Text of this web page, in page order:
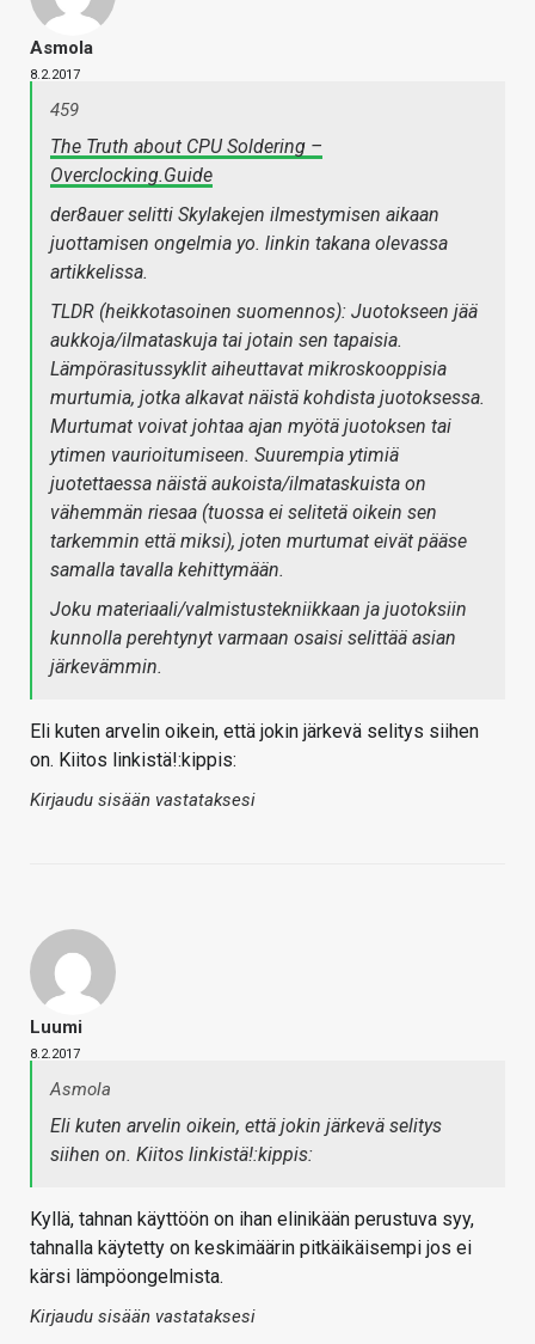
Asmola
8.2.2017
459
The Truth about CPU Soldering –
Overclocking.Guide
der8auer selitti Skylakejen ilmestymisen aikaan
juottamisen ongelmia yo. linkin takana olevassa
artikkelissa.
TLDR (heikkotasoinen suomennos): Juotokseen jää
aukkoja/ilmataskuja tai jotain sen tapaisia.
Lämpörasitussyklit aiheuttavat mikroskooppisia
murtumia, jotka alkavat näistä kohdista juotoksessa.
Murtumat voivat johtaa ajan myötä juotoksen tai
ytimen vaurioitumiseen. Suurempia ytimiä
juotettaessa näistä aukoista/ilmataskuista on
vähemmän riesaa (tuossa ei selitetä oikein sen
tarkemmin että miksi), joten murtumat eivät pääse
samalla tavalla kehittymään.
Joku materiaali/valmistustekniikkaan ja juotoksiin
kunnolla perehtynyt varmaan osaisi selittää asian
järkevämmin.
Eli kuten arvelin oikein, että jokin järkevä selitys siihen
on. Kiitos linkistä!:kippis:
Kirjaudu sisään vastataksesi
Luumi
8.2.2017
Asmola
Eli kuten arvelin oikein, että jokin järkevä selitys
siihen on. Kiitos linkistä!:kippis:
Kyllä, tahnan käyttöön on ihan elinikään perustuva syy,
tahnalla käytetty on keskimäärin pitkäikäisempi jos ei
kärsi lämpöongelmista.
Kirjaudu sisään vastataksesi